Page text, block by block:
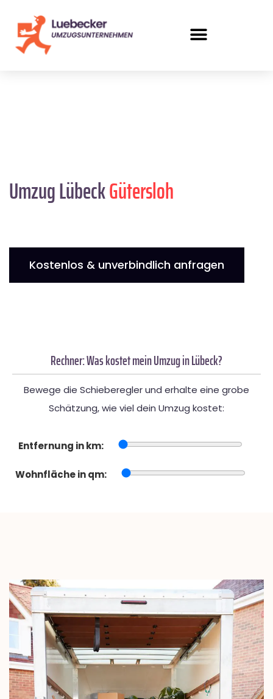
Umzug LübeckGütersloh
Kostenlos & unverbindlich anfragen
Rechner: Was kostet mein Umzug in Lübeck?
Bewege die Schieberegler und erhalte eine grobe
Schätzung, wie viel dein Umzug kostet:
Entfernung in km:
Wohnfläche in qm: